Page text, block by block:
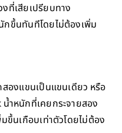
ที่เสียเปรียบทาง
กขึ้นทันทีโดยไม่ต้องเพิ่ม
องแขนเป็นแขนเดียว หรือ
ำหนักที่เคยกระจายสอง
ขึ้นเกือบเท่าตัวโดยไม่ต้อง